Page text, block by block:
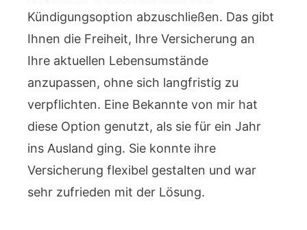
Kündigungsoption abzuschließen. Das gibt
Ihnen die Freiheit, Ihre Versicherung an
Ihre aktuellen Lebensumstände
anzupassen, ohne sich langfristig zu
verpflichten. Eine Bekannte von mir hat
diese Option genutzt, als sie für ein Jahr
ins Ausland ging. Sie konnte ihre
Versicherung flexibel gestalten und war
sehr zufrieden mit der Lösung.